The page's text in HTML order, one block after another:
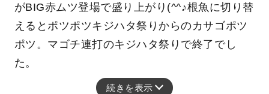
がBIG赤ムツ登場で盛り上がり(^^♪根魚に切り替
えるとポツポツキジハタ祭りからのカサゴポツ
ポツ。マゴチ連打のキジハタ祭りで終了でし
た。
続きを表示